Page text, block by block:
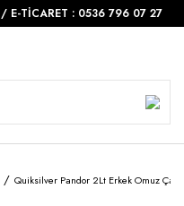
E-TİCARET : 0536 796 07 27
Quiksilver Pandor 2Lt Erkek Omuz